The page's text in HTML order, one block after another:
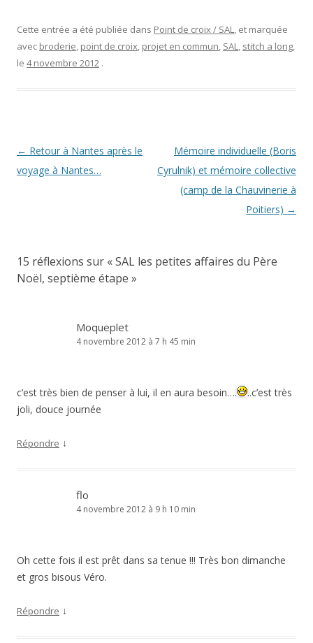
Cette entrée a été publiée dans Point de croix / SAL, et marquée
avec broderie, point de croix, projet en commun, SAL, stitch a long,
le 4 novembre 2012 .
Navigation
des
← Retour à Nantes après le
voyage à Nantes…
Mémoire individuelle (Boris
Cyrulnik) et mémoire collective
(camp de la Chauvinerie à
Poitiers) →
15 réflexions sur «SAL les petites affaires du Père
Noël, septième étape »
Moqueplet
4 novembre 2012 à 7 h 45 min
c’est très bien de penser à lui, il en aura besoin….
..c’est très
joli, douce journée
Répondre ↓
flo
4 novembre 2012 à 9 h 10 min
Oh cette fois il est prêt dans sa tenue !!! Très bon dimanche
et gros bisous Véro.
Répondre ↓